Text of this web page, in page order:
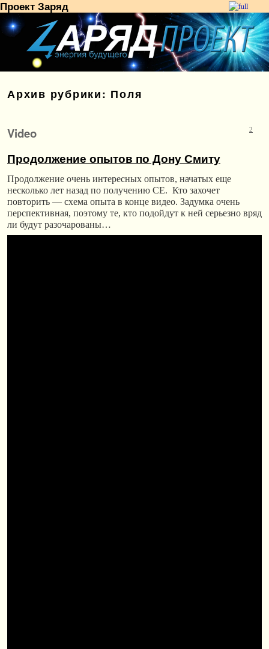
Проект Заряд
Архив рубрики: Поля
Video
Продолжение опытов по Дону Смиту
2
Продолжение очень интересных опытов, начатых еще
несколько лет назад по получению СЕ. Кто захочет
повторить — схема опыта в конце видео. Задумка очень
перспективная, поэтому те, кто подойдут к ней серьезно вряд
ли будут разочарованы…